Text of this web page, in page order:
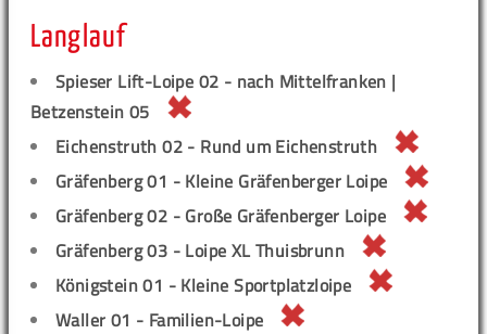
Langlauf
Spieser Lift-Loipe 02 - nach Mittelfranken |
Betzenstein 05
Eichenstruth 02 - Rund um Eichenstruth
Gräfenberg 01 - Kleine Gräfenberger Loipe
Gräfenberg 02 - Große Gräfenberger Loipe
Gräfenberg 03 - Loipe XL Thuisbrunn
Königstein 01 - Kleine Sportplatzloipe
Waller 01 - Familien-Loipe